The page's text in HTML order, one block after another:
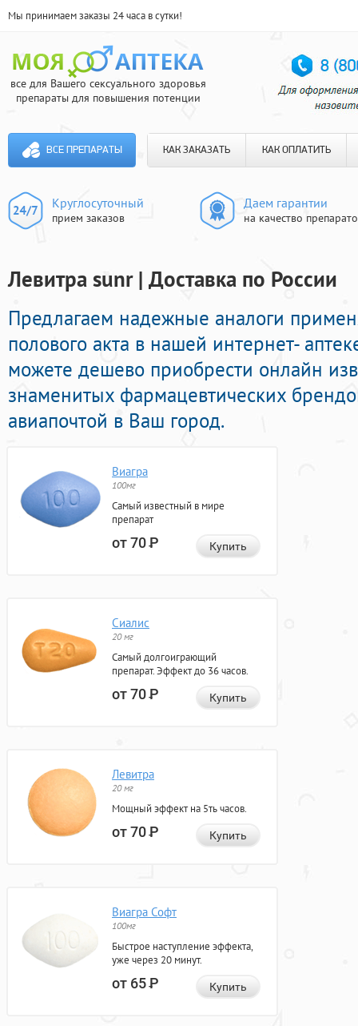
Мы принимаем заказы 24 часа в сутки!
все для Вашего сексуального здоровья
препараты для повышения потенции
ВСЕ ПРЕПАРАТЫ КАК ЗАКАЗАТЬ КАК ОПЛАТИТЬ
Круглосуточный
прием заказов
Даем гарантии
на качество
Левитра sunr | Доставка по России
Предлагаем надежные аналоги
полового акта в нашей интернет-
можете дешево приобрести онлайн
знаменитых фармацевтических
авиапочтой в Ваш город.
Виагра
100мг
Самый известный в мире
препарат
от 70Р Купить
Сиалис
20 мг
Самый долгоиграющий
препарат. Эффект до 36 часов.
от 70Р Купить
Левитра
20 мг
Мощный эффект на 5ть часов.
от 70Р Купить
Виагра Софт
100мг
Быстрое наступление эффекта,
уже через 20 минут.
от 65Р Купить